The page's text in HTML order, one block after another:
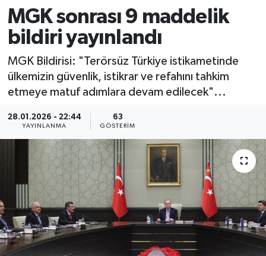
MGK sonrası 9 maddelik
bildiri yayınlandı
MGK Bildirisi: "Terörsüz Türkiye istikametinde
ülkemizin güvenlik, istikrar ve refahını tahkim
etmeye matuf adımlara devam edilecek"...
28.01.2026 - 22:44
YAYINLANMA
63
GÖSTERIM